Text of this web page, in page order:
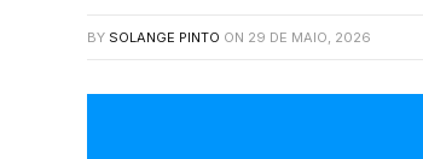
BY SOLANGE PINTO ON 29 DE MAIO, 2026